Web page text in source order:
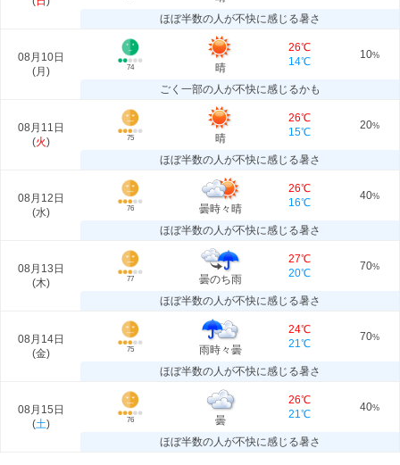
ほぼ半数の人が不快に感じる暑さ
08月10日
(月 ) 74 晴
26℃
14℃
10%
ごく一部の人が不快に感じるかも
08月11日
(火) 75 晴
26℃
15℃
20%
ほぼ半数の人が不快に感じる暑さ
08月12日
(水) 76 曇時々晴
26℃
16℃
40%
ほぼ半数の人が不快に感じる暑さ
08月13日
(木) 77 曇のち雨
27℃
20℃
70%
ほぼ半数の人が不快に感じる暑さ
08月14日
(金) 75 雨時々曇
24℃
21℃
70%
ほぼ半数の人が不快に感じる暑さ
08月15日
(土) 76 曇
26℃
21℃
40%
ほぼ半数の人が不快に感じる暑さ